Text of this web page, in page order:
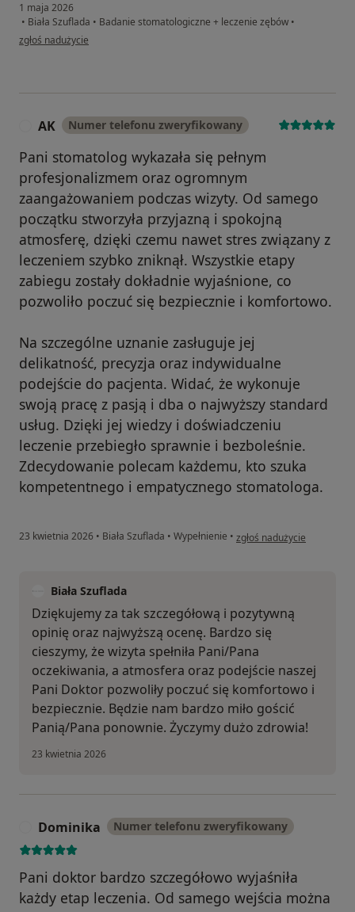
1 maja 2026
• Biała Szuflada • Badanie stomatologiczne + leczenie zębów •
w opinii użytkownika BASIA SZ.
zgłoś nadużycie
AK Numer telefonu zweryfikowany
Pani stomatolog wykazała się pełnym
profesjonalizmem oraz ogromnym
zaangażowaniem podczas wizyty. Od samego
początku stworzyła przyjazną i spokojną
atmosferę, dzięki czemu nawet stres związany z
leczeniem szybko zniknął. Wszystkie etapy
zabiegu zostały dokładnie wyjaśnione, co
pozwoliło poczuć się bezpiecznie i komfortowo.
Na szczególne uznanie zasługuje jej
delikatność, precyzja oraz indywidualne
podejście do pacjenta. Widać, że wykonuje
swoją pracę z pasją i dba o najwyższy standard
usług. Dzięki jej wiedzy i doświadczeniu
leczenie przebiegło sprawnie i bezboleśnie.
Zdecydowanie polecam każdemu, kto szuka
kompetentnego i empatycznego stomatologa.
23 kwietnia 2026 • Biała Szuflada • Wypełnienie • w opinii użytkownika AK
zgłoś nadużycie
Biała Szuflada
Dziękujemy za tak szczegółową i pozytywną
opinię oraz najwyższą ocenę. Bardzo się
cieszymy, że wizyta spełniła Pani/Pana
oczekiwania, a atmosfera oraz podejście naszej
Pani Doktor pozwoliły poczuć się komfortowo i
bezpiecznie. Będzie nam bardzo miło gościć
Panią/Pana ponownie. Życzymy dużo zdrowia!
23 kwietnia 2026
Dominika Numer telefonu zweryfikowany
Pani doktor bardzo szczegółowo wyjaśniła
każdy etap leczenia. Od samego wejścia można